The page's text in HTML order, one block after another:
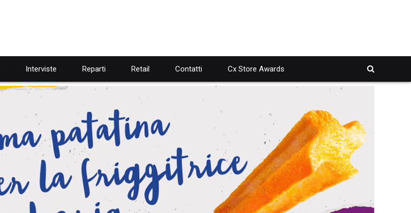
Interviste Reparti Retail Contatti Cx Store Awards